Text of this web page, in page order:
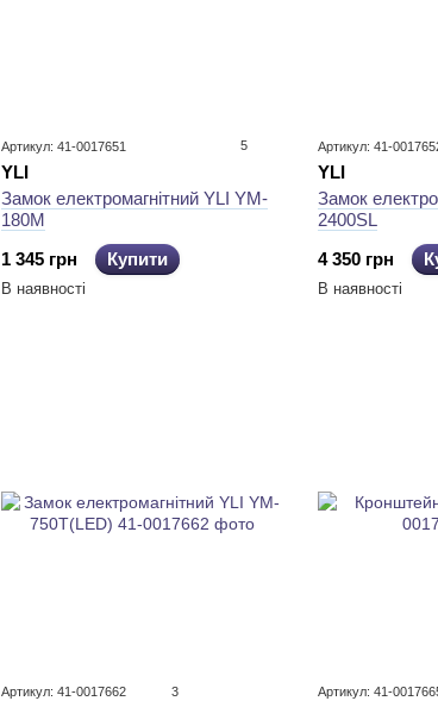
Артикул: 41-0017651 5
YLI
Замок електромагнітний YLI YM-
180M
1 345 грн
Купити
В наявності
Артикул: 41-
YLI
Замок
2400SL
4 350 грн
В наявності
Артикул: 41-0017662 3 Артикул: 41-